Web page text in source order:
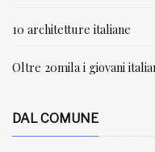
10 architetture italiane
Oltre 20mila i giovani
DAL COMUNE